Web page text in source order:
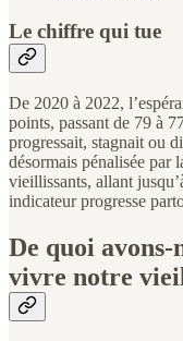
Le chiffre qui tue
De 2020 à 2022,
points, passant de 79 à
progressait, stagnait ou
désormais pénalisée par
vieillissants, allant
indicateur progresse
De quoi avons-
vivre notre